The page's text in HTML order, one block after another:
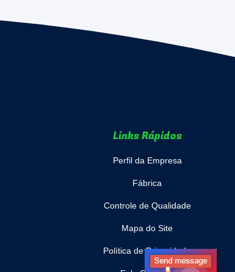
Links Rápidos
Perfil da Empresa
Fábrica
Controle de Qualidade
Mapa do Site
Política de Privacidade